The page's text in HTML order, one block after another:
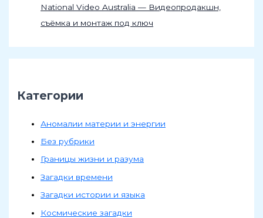
National Video Australia — Видеопродакшн,
съёмка и монтаж под ключ
Категории
Аномалии материи и энергии
Без рубрики
Границы жизни и разума
Загадки времени
Загадки истории и языка
Космические загадки